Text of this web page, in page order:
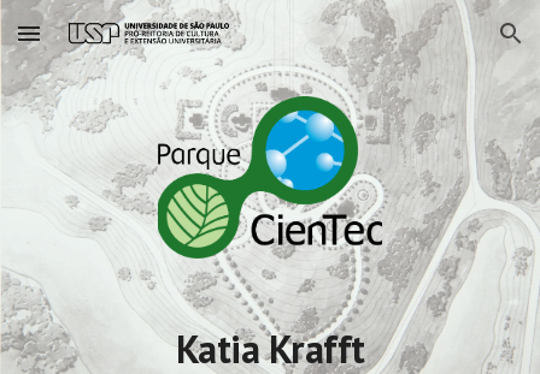
Skip to main content Skip to navigation
Katia Krafft